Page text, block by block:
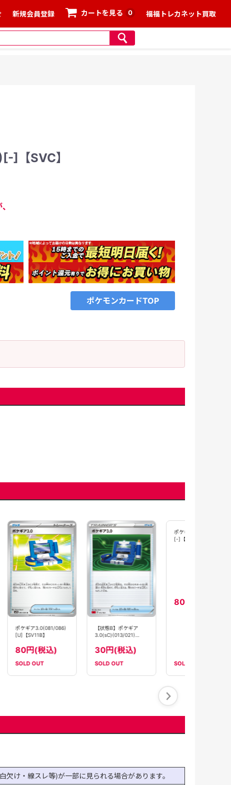
新規会員登録 カートを見る 0 福福トレカネット買取
]【SVC】
ポケモンカードTOP
【状態B】ポケギア
3.0(sC)(013/021)
30円(税込)
SOLD OUT
ポケギア3.0(014/020)
[-]【sLD】
80円(税込)
SOLD OUT
け・線スレ等)が一部に見られる場合があります。